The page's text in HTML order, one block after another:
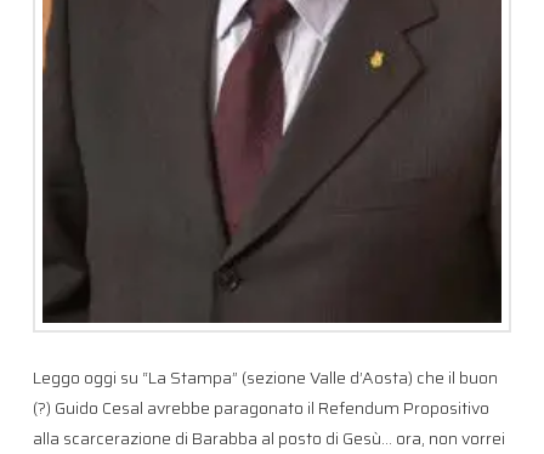
Leggo oggi su “La Stampa” (sezione Valle d’Aosta) che il buon
(?) Guido Cesal avrebbe paragonato il Refendum Propositivo
alla scarcerazione di Barabba al posto di Gesù… ora, non vorrei